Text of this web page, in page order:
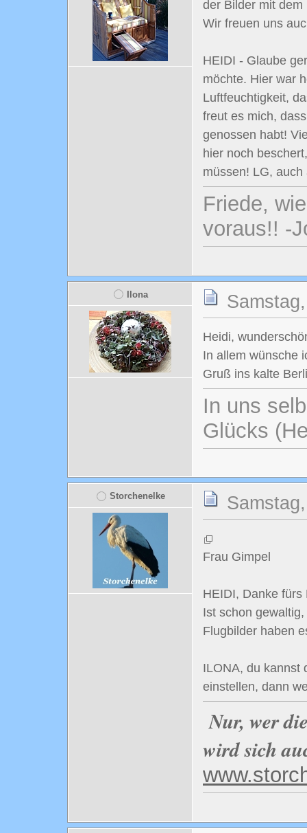
der Bilder mit
Wir freuen uns
HEIDI - Glaube
möchte. Hier war
Luftfeuchtigkeit,
freut es mich,
genossen habt!
hier noch
müssen! LG,
Friede,
voraus!! -
Ilona
Heidi,
In allem wünsche
Gruß ins kalte
In uns
Glücks
Storchenelke
Frau Gimpel
HEIDI, Danke
Ist schon
Flugbilder haben
ILONA, du kannst
einstellen, dann
Nur, wer
wird sich